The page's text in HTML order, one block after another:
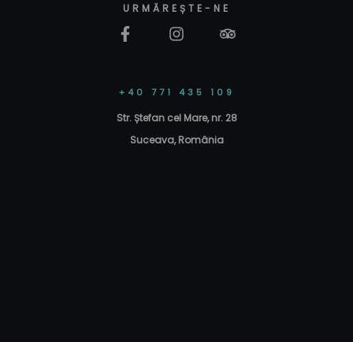
URMĂREȘTE-NE
+40 771 435 109
Str. Ștefan cel Mare, nr. 28
Suceava, România